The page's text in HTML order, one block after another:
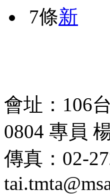
7條新
會址：106
0804 專員
傳真：02-